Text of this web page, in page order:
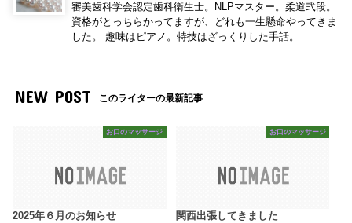
審美歯科学会認定歯科衛生士。NLPマスター。柔道弐段。
資格がとっちらかってますが、どれも一生懸命やってきま
した。 趣味はピアノ。特技はざっくりした手話。
NEW POST このライターの最新記事
お口のマッサージ
2025年６月のお知らせ
お口のマッサージ
関西出張してきました